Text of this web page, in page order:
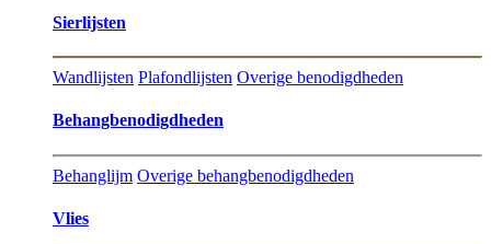
Sierlijsten
Wandlijsten Plafondlijsten Overige benodigdheden
Behangbenodigdheden
Behanglijm Overige behangbenodigdheden
Vlies